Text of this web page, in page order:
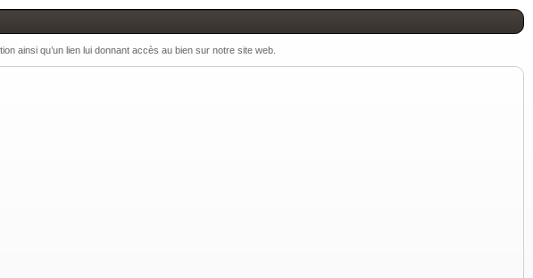
ainsi qu’un lien lui donnant accès au bien sur notre site web.